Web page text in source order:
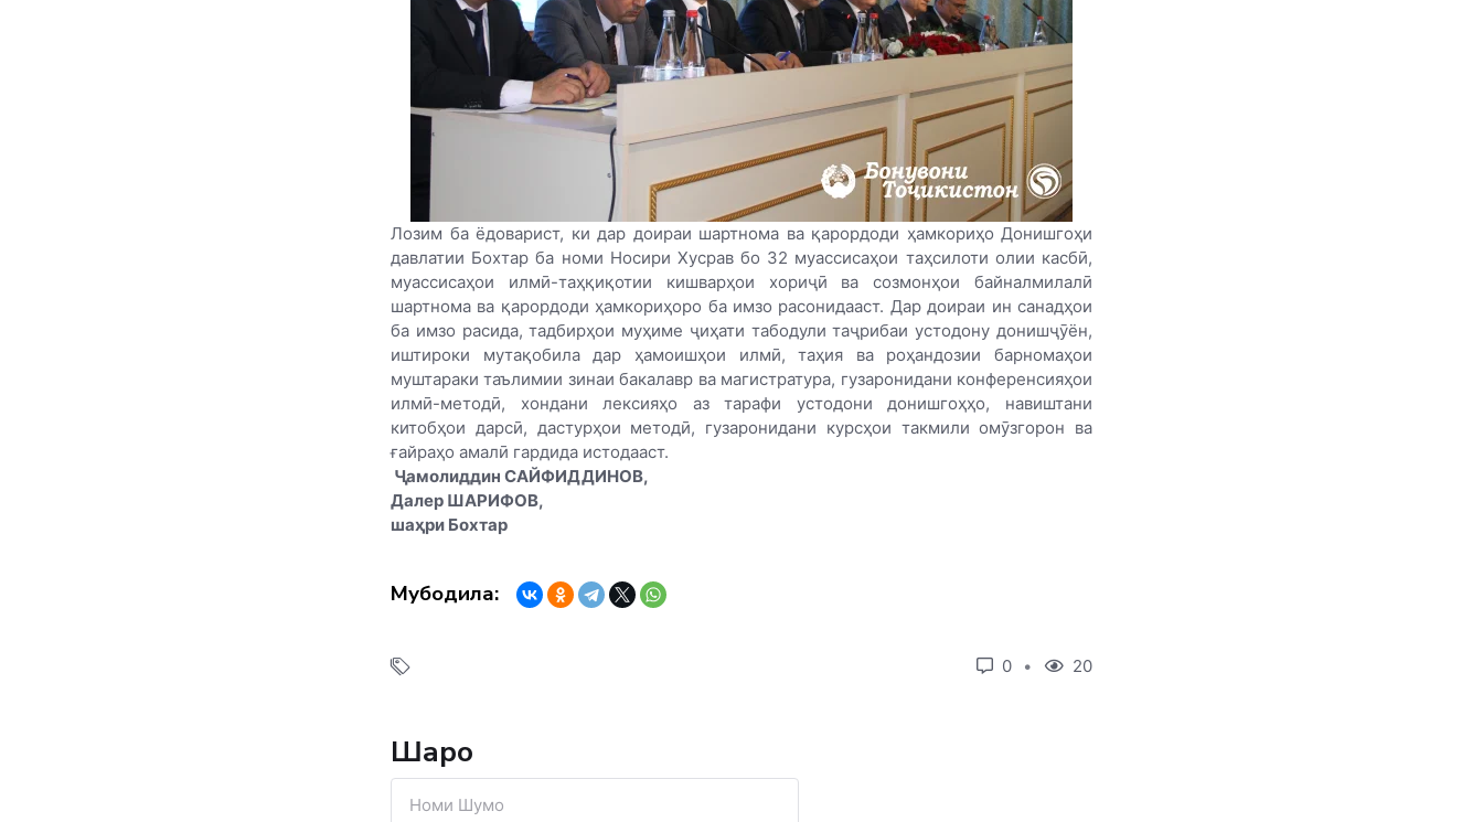
Лозим ба ёдоварист, ки дар доираи шартнома ва қарордоди ҳамкориҳо Донишгоҳи
давлатии Бохтар ба номи Носири Хусрав бо 32 муассисаҳои таҳсилоти олии касбӣ,
муассисаҳои илмӣ-таҳқиқотии кишварҳои хориҷӣ ва созмонҳои байналмилалӣ
шартнома ва қарордоди ҳамкориҳоро ба имзо расонидааст. Дар доираи ин санадҳои
ба имзо расида, тадбирҳои муҳиме ҷиҳати табодули таҷрибаи устодону донишҷӯён,
иштироки мутақобила дар ҳамоишҳои илмӣ, таҳия ва роҳандозии барномаҳои
муштараки таълимии зинаи бакалавр ва магистратура, гузаронидани конференсияҳои
илмӣ-методӣ, хондани лексияҳо аз тарафи устодони донишгоҳҳо, навиштани
китобҳои дарсӣ, дастурҳои методӣ, гузаронидани курсҳои такмили омӯзгорон ва
ғайраҳо амалӣ гардида истодааст.
Ҷамолиддин САЙФИДДИНОВ,
Далер ШАРИФОВ,
шаҳри Бохтар
Мубодила:
0 20
Шарҳҳо